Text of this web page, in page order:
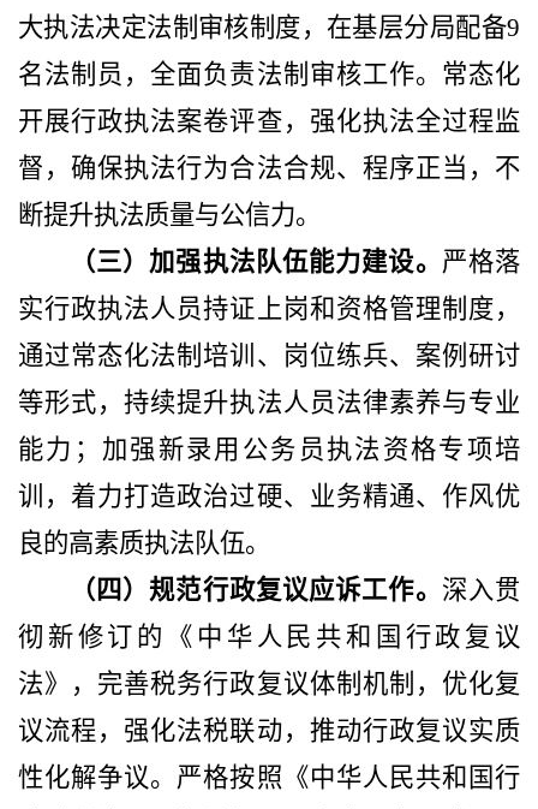
大执法决定法制审核制度，在基层分局配备9
名法制员，全面负责法制审核工作。常态化
开展行政执法案卷评查，强化执法全过程监
督，确保执法行为合法合规、程序正当，不
断提升执法质量与公信力。
（三）加强执法队伍能力建设。 严格落
实行政执法人员持证上岗和资格管理制度，
通过常态化法制培训、岗位练兵、案例研讨
等形式，持续提升执法人员法律素养与专业
能力；加强新录用公务员执法资格专项培
训，着力打造政治过硬、业务精通、作风优
良的高素质执法队伍。
（四）规范行政复议应诉工作。 深入贯
彻新修订的《 中华人民共和国 行政复议
法》，完善税务行政复议体制机制，优化复
议流程，强化法税联动，推动行政复议实质
性化解争议。严格按照《中华人民共和国行